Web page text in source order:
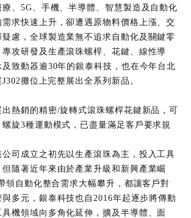
、5G、手機、半導體、智慧製造及自動化
求快速上升，卻遭遇原物料價格上漲、交
慮，全球製造業無不追求自動化及關鍵零
攻研發及生產滾珠螺桿、花鍵、線性導
致動器逾30年的銀泰科技，也在今年台北
攤位上完整展出全系列新品。
熱銷的精密/旋轉式滾珠螺桿花鍵新品，可
旋3種運動模式，已盡量滿足客戶要求規
司成立之初先以生產滾珠為主，投入工具
隨著近年來由於產業升級和新興產業崛
領自動化整合需求大幅攀升，都讓客戶對
多元，銀泰科技也自2016年起逐步將傳動
機領域向多角化延伸，擴及半導體、面